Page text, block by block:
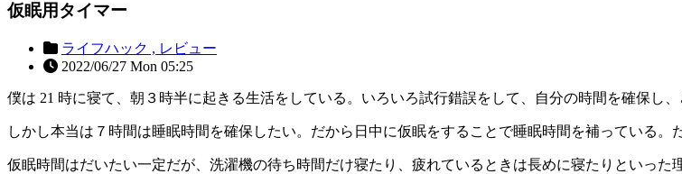
仮眠用タイマー
ライフハック , レビュー
2022/06/27 Mon 05:25
僕は 21 時に寝て、朝３時半に起きる生活をしている。いろいろ試行錯誤をして、自分の時間を確保し
しかし本当は７時間は睡眠時間を確保したい。だから日中に仮眠をすることで睡眠時間を補っている。
仮眠時間はだいたい一定だが、洗濯機の待ち時間だけ寝たり、疲れているときは長めに寝たりといっ